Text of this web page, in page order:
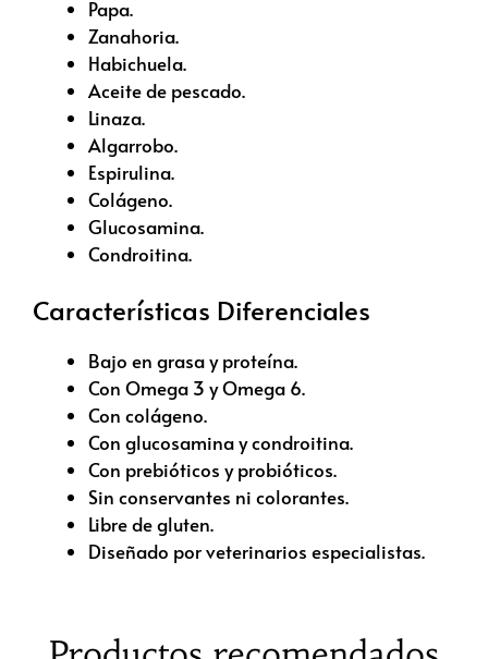
Papa.
Zanahoria.
Habichuela.
Aceite de pescado.
Linaza.
Algarrobo.
Espirulina.
Colágeno.
Glucosamina.
Condroitina.
Características Diferenciales
Bajo en grasa y proteína.
Con Omega 3 y Omega 6.
Con colágeno.
Con glucosamina y condroitina.
Con prebióticos y probióticos.
Sin conservantes ni colorantes.
Libre de gluten.
Diseñado por veterinarios especialistas.